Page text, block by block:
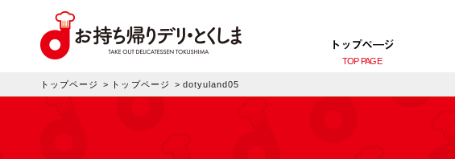
トップぺ―ジ
TOP PAGE
トップページ > トップページ > dotyuland05